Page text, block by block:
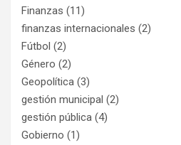
Finanzas (11)
finanzas internacionales (2)
Fútbol (2)
Género (2)
Geopolítica (3)
gestión municipal (2)
gestión pública (4)
Gobierno (1)